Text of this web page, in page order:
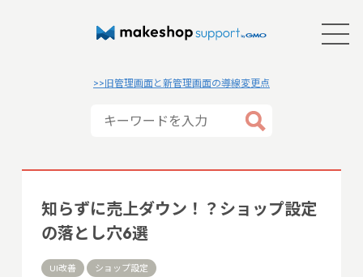
>>旧管理画面と新管理画面の導線変更点
知らずに売上ダウン！？ショップ設定
の落とし穴6選
UI改善 ショップ設定